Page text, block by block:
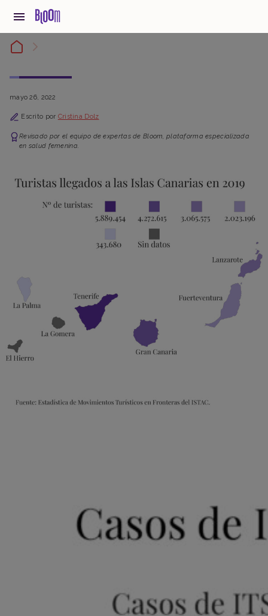
mayo 26, 2022
Escrito por Cristina Dolz
Revisado por el equipo de expertas de Bloom, plataforma especializada
en salud femenina.